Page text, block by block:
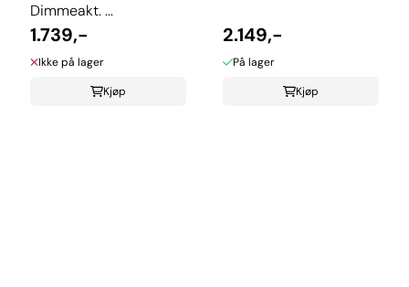
Dimmeakt. ...
1.739,-
Ikke på lager
Kjøp
2.149,-
På lager
Kjøp